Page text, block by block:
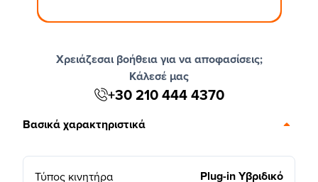
Χρειάζεσαι βοήθεια για να αποφασίσεις;
Κάλεσέ μας
+30 210 444 4370
Βασικά χαρακτηριστικά
Τύπος κινητήρα Plug-in Υβριδικό